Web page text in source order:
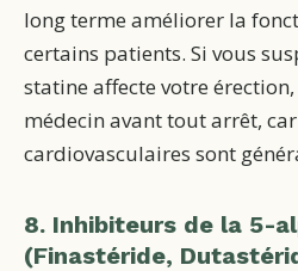
long terme améliorer la
certains patients. Si vous
statine affecte votre
médecin avant tout arrêt,
cardiovasculaires sont
8. Inhibiteurs de la 5-
(Finastéride,